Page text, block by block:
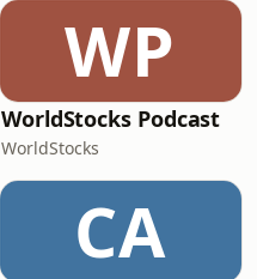
WP
WorldStocks Podcast
WorldStocks
CA